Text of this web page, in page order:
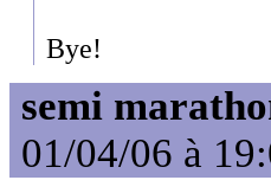
Bye!
semi
01/04/06 à